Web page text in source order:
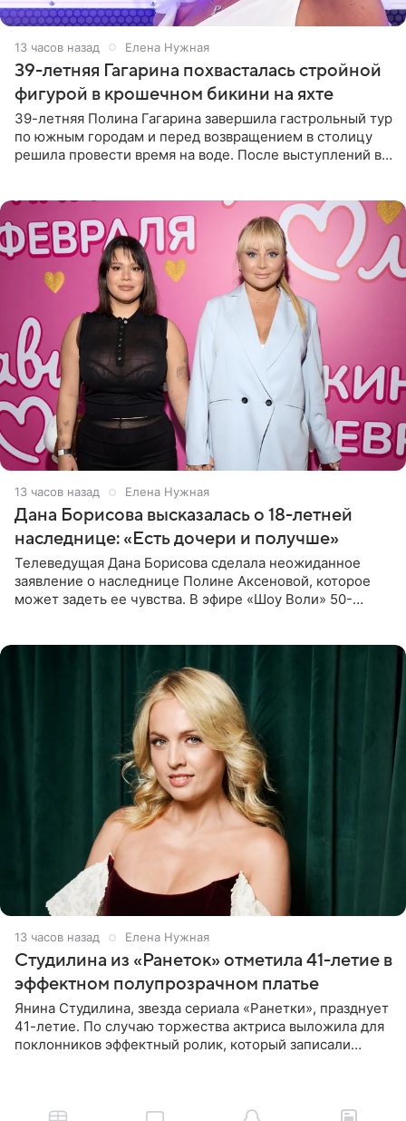
13 часов назад Елена Нужная
39-летняя Гагарина похвасталась стройной
фигурой в крошечном бикини на яхте
39-летняя Полина Гагарина завершила гастрольный тур
по южным городам и перед возвращением в столицу
решила провести время на воде. После выступлений в
13 часов назад Елена Нужная
Дана Борисова высказалась о 18-летней
наследнице: «Есть дочери и получше»
Телеведущая Дана Борисова сделала неожиданное
заявление о наследнице Полине Аксеновой, которое
может задеть ее чувства. В эфире «Шоу Воли» 50-
13 часов назад Елена Нужная
Студилина из «Ранеток» отметила 41-летие в
эффектном полупрозрачном платье
Янина Студилина, звезда сериала «Ранетки», празднует
41-летие. По случаю торжества актриса выложила для
поклонников эффектный ролик, который записали